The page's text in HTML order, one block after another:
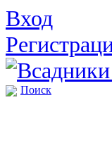
Вход
Поиск